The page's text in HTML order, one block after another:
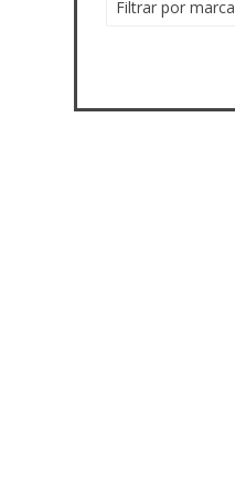
Filtrar por marca